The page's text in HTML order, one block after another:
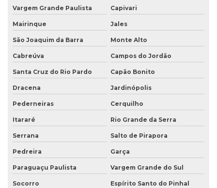
Vargem Grande Paulista Capivari
Mairinque Jales
São Joaquim da Barra Monte Alto
Cabreúva Campos do Jordão
Santa Cruz do Rio Pardo Capão Bonito
Dracena Jardinópolis
Pederneiras Cerquilho
Itararé Rio Grande da Serra
Serrana Salto de Pirapora
Pedreira Garça
Paraguaçu Paulista Vargem Grande do Sul
Socorro Espírito Santo do Pinhal